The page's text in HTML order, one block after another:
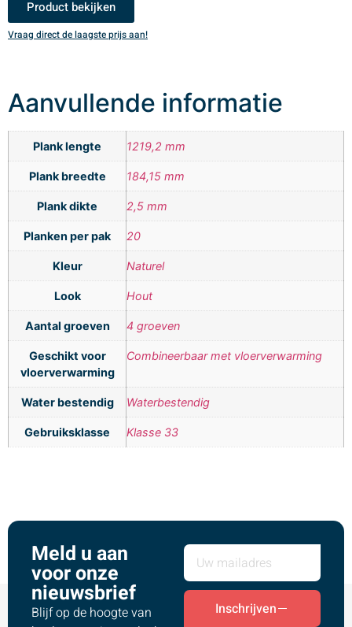
Product bekijken
Vraag direct de laagste prijs aan!
Aanvullende informatie
Plank lengte 1219,2 mm
Plank breedte 184,15 mm
Plank dikte 2,5 mm
Planken per pak 20
Kleur Naturel
Look Hout
Aantal groeven 4 groeven
Geschikt voor
vloerverwarming
Combineerbaar met vloerverwarming
Water bestendig Waterbestendig
Gebruiksklasse Klasse 33
Meld u aan
voor onze
nieuwsbrief
Blijf op de hoogte van
Inschrijven